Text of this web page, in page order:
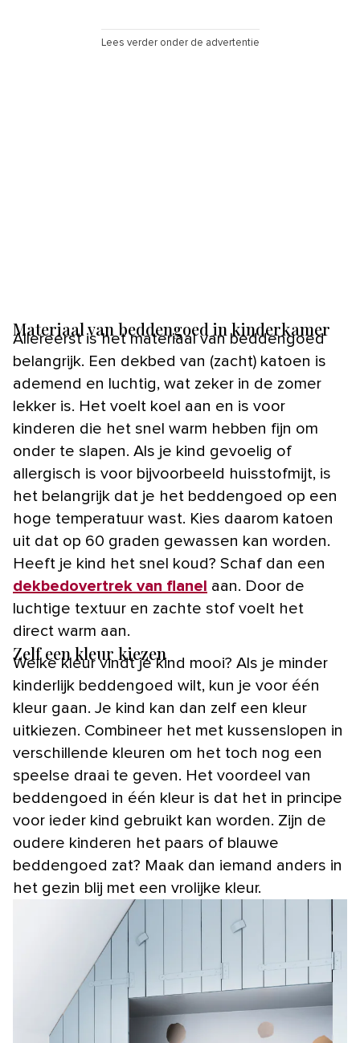
Lees verder onder de advertentie
Materiaal van beddengoed in kinderkamer
Allereerst is het materiaal van beddengoed
belangrijk. Een dekbed van (zacht) katoen is
ademend en luchtig, wat zeker in de zomer
lekker is. Het voelt koel aan en is voor
kinderen die het snel warm hebben fijn om
onder te slapen. Als je kind gevoelig of
allergisch is voor bijvoorbeeld huisstofmijt, is
het belangrijk dat je het beddengoed op een
hoge temperatuur wast. Kies daarom katoen
uit dat op 60 graden gewassen kan worden.
Heeft je kind het snel koud? Schaf dan een
dekbedovertrek van flanel aan. Door de
luchtige textuur en zachte stof voelt het
direct warm aan.
Zelf een kleur kiezen
Welke kleur vindt je kind mooi? Als je minder
kinderlijk beddengoed wilt, kun je voor één
kleur gaan. Je kind kan dan zelf een kleur
uitkiezen. Combineer het met kussenslopen in
verschillende kleuren om het toch nog een
speelse draai te geven. Het voordeel van
beddengoed in één kleur is dat het in principe
voor ieder kind gebruikt kan worden. Zijn de
oudere kinderen het paars of blauwe
beddengoed zat? Maak dan iemand anders in
het gezin blij met een vrolijke kleur.